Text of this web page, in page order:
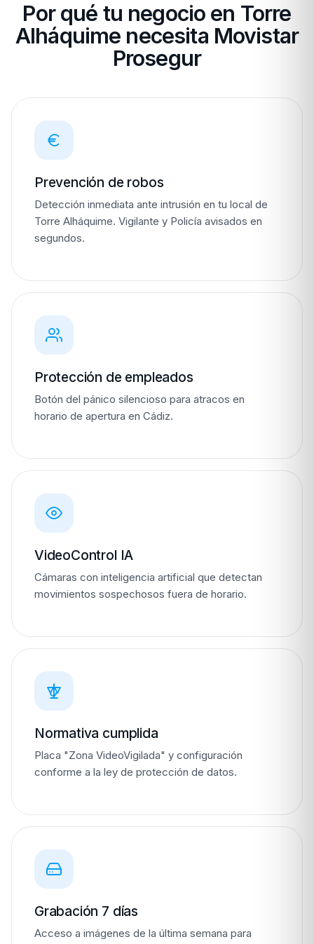
Por qué tu negocio en Torre
Alháquime necesita Movistar
Prosegur
Prevención de robos
Detección inmediata ante intrusión en tu local de
Torre Alháquime. Vigilante y Policía avisados en
segundos.
Protección de empleados
Botón del pánico silencioso para atracos en
horario de apertura en Cádiz.
VideoControl IA
Cámaras con inteligencia artificial que detectan
movimientos sospechosos fuera de horario.
Normativa cumplida
Placa "Zona VideoVigilada" y configuración
conforme a la ley de protección de datos.
Grabación 7 días
Acceso a imágenes de la última semana para